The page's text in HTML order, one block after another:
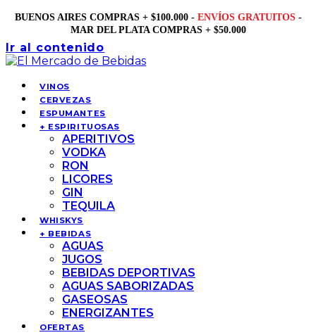
BUENOS AIRES COMPRAS + $100.000 - ENVÍOS GRATUITOS -
MAR DEL PLATA COMPRAS + $50.000
Ir al contenido
VINOS
CERVEZAS
ESPUMANTES
+ ESPIRITUOSAS
APERITIVOS
VODKA
RON
LICORES
GIN
TEQUILA
WHISKYS
+ BEBIDAS
AGUAS
JUGOS
BEBIDAS DEPORTIVAS
AGUAS SABORIZADAS
GASEOSAS
ENERGIZANTES
OFERTAS